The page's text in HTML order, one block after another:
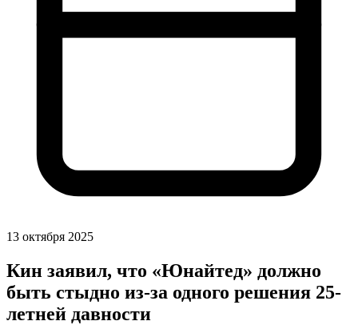
13 октября 2025
Кин заявил, что «Юнайтед» должно
быть стыдно из-за одного решения 25-
летней давности